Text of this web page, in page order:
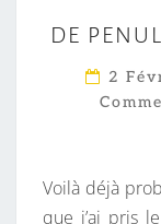
DE
2
Voilà déjà
que j’ai pris